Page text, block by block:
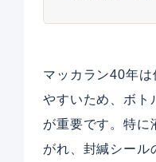
マッカラン40年
やすいため、ボト
が重要です。特に
がれ、封緘シール